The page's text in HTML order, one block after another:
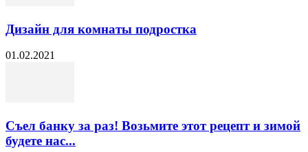
Дизайн для комнаты подростка
01.02.2021
Съел банку за раз! Возьмите этот рецепт и зимой
будете нас...